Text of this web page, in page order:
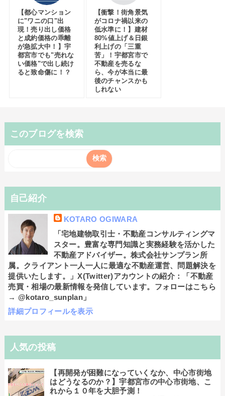
【都心マンション
に"ワニの口"出
現！売り出し価格
と成約価格の乖離
が急拡大中！】宇
都宮市でも"売れな
い価格"で出し続け
ると致命傷に！？
【衝撃！街角景気
がコロナ禍以来の
低水準に！】建材
80%値上げ＆日銀
利上げの「三重
苦」！宇都宮市で
不動産を売るな
ら、今が本当に最
後のチャンスかも
しれない
このブログを検索
自己紹介
KOTARO OGIWARA
「宅地建物取引士・不動産コンサルティングマ
スター。豊富な専門知識と実務経験を活かした
不動産アドバイザー。株式会社サンプラン所
属。クライアント一人一人に最適な不動産運営、問題解決を
提供いたします。」X(Twitter)アカウントの紹介：「不動産
売買・相場の最新情報を発信しています。フォローはこちら
→ @kotaro_sunplan」
詳細プロフィールを表示
人気の投稿
【再開発が困難になっていくなか、中心市街地
はどうなるのか？】宇都宮市の中心市街地、こ
れから１０年を大胆予測！